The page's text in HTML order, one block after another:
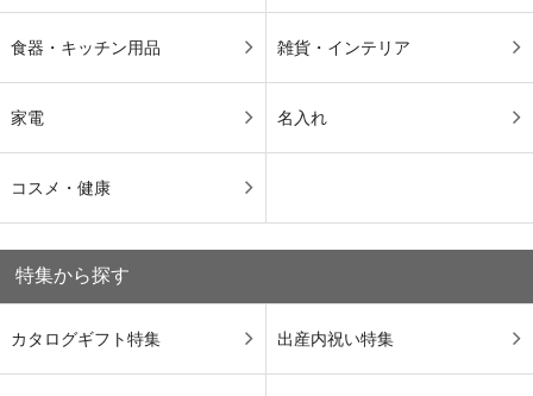
食器・キッチン用品 雑貨・インテリア
家電 名入れ
コスメ・健康
特集から探す
カタログギフト特集 出産内祝い特集